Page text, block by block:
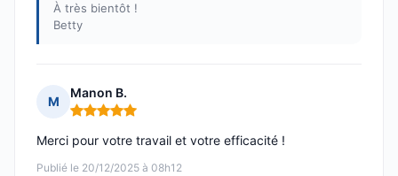
À très bientôt !
Betty
M
Manon B.
Note : 5 sur 5
Publié le 20/12/2025 à 08h12
Merci pour votre travail et votre efficacité !